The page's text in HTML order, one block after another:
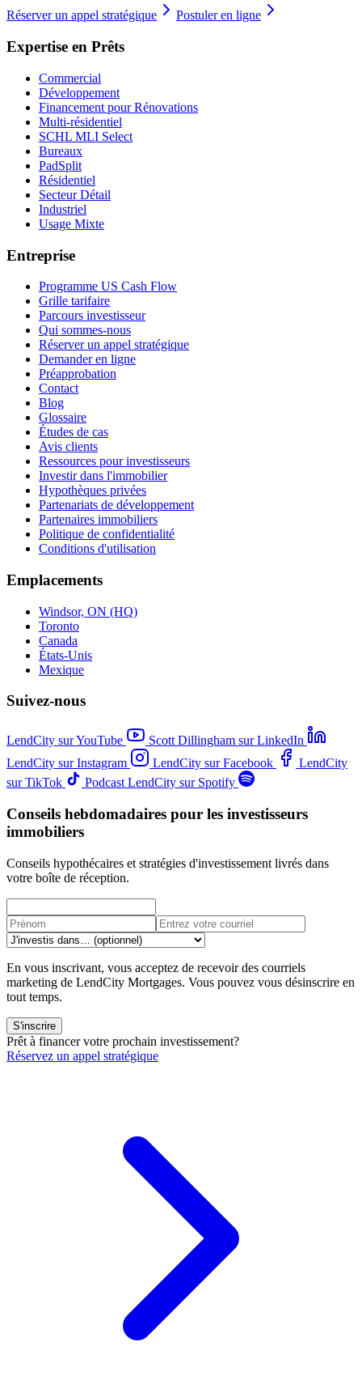
Réserver un appel stratégique Postuler en ligne
Expertise en Prêts
Commercial
Développement
Financement pour Rénovations
Multi-résidentiel
SCHL MLI Select
Bureaux
PadSplit
Résidentiel
Secteur Détail
Industriel
Usage Mixte
Entreprise
Programme US Cash Flow
Grille tarifaire
Parcours investisseur
Qui sommes-nous
Réserver un appel stratégique
Demander en ligne
Préapprobation
Contact
Blog
Glossaire
Études de cas
Avis clients
Ressources pour investisseurs
Investir dans l'immobilier
Hypothèques privées
Partenariats de développement
Partenaires immobiliers
Politique de confidentialité
Conditions d'utilisation
Emplacements
Windsor, ON (HQ)
Toronto
Canada
États-Unis
Mexique
Suivez-nous
LendCity sur YouTube
Scott Dillingham sur LinkedIn
LendCity sur Instagram
LendCity sur Facebook
LendCity
sur TikTok
Podcast LendCity sur Spotify
Conseils hebdomadaires pour les investisseurs
immobiliers
Conseils hypothécaires et stratégies d'investissement livrés dans
votre boîte de réception.
En vous inscrivant, vous acceptez de recevoir des courriels
marketing de LendCity Mortgages. Vous pouvez vous désinscrire en
tout temps.
S'inscrire
Prêt à financer votre prochain investissement?
Réservez un appel stratégique